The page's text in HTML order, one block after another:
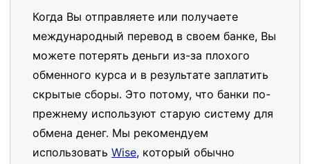
Когда Вы отправляете или получаете
международный перевод в своем банке, Вы
можете потерять деньги из-за плохого
обменного курса и в результате заплатить
скрытые сборы. Это потому, что банки по-
прежнему используют старую систему для
обмена денег. Мы рекомендуем
использовать Wise, который обычно